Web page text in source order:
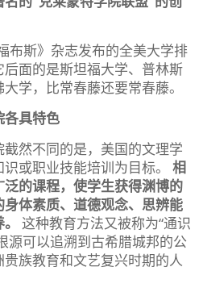
布斯》杂志发布的全美大学排
面的是斯坦福大学、普林斯
学，比常春藤还要常春藤。
各具特色
然不同的是，美国的文理学
或职业技能培训为目标。 相
的课程，使学生获得渊博的
体素质、道德观念、思辨能
这种教育方法又被称为“通识
源可以追溯到古希腊城邦的公
族教育和文艺复兴时期的人